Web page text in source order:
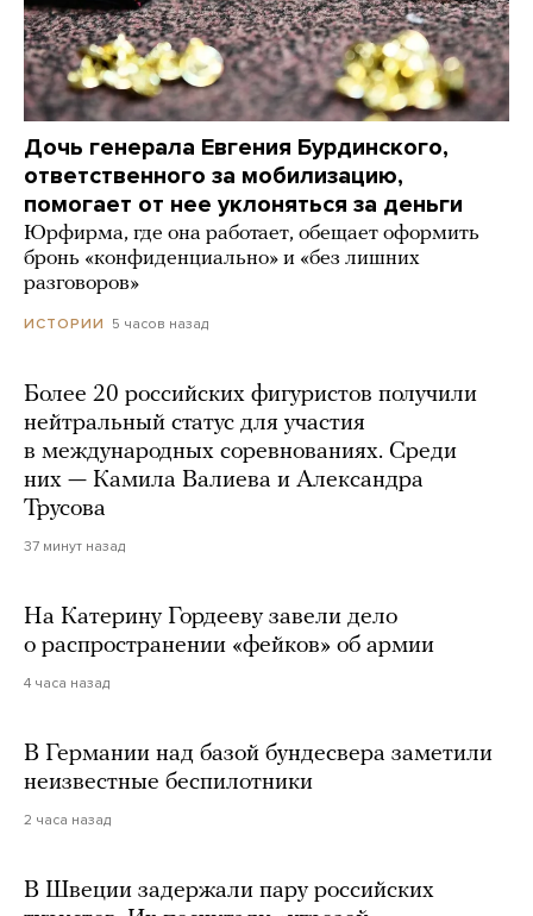
Дочь генерала Евгения Бурдинского,
ответственного за мобилизацию,
помогает от нее уклоняться за деньги
Юрфирма, где она работает, обещает оформить
бронь «конфиденциально» и «без лишних
разговоров»
ИСТОРИИ 5 часов назад
Более 20 российских фигуристов получили
нейтральный статус для участия
в международных соревнованиях. Среди
них — Камила Валиева и Александра
Трусова
37 минут назад
На Катерину Гордееву завели дело
о распространении «фейков» об армии
4 часа назад
В Германии над базой бундесвера заметили
неизвестные беспилотники
2 часа назад
В Швеции задержали пару российских